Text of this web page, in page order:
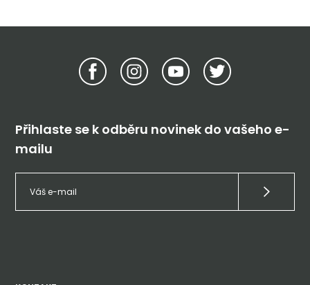
Přihlaste se k odběru novinek do vašeho e-
mailu